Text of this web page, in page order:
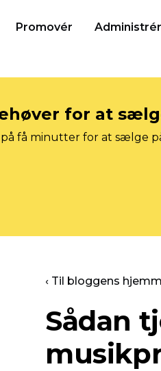
Promovér Administrér
for at
få minutter for at sælge
‹ Til bloggens
Sådan